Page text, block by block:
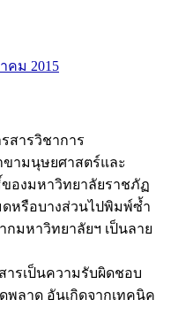
คม 2015
สารวิชาการ
ามนุษยศาสตร์และ
องมหาวิทยาลัยราชภัฏ
หรือบางส่วนไปพิมพ์ซ้ำ
กมหาวิทยาลัยฯ เป็นลาย
ารเป็นความรับผิดชอบ
พลาด อันเกิดจากเทคนิค